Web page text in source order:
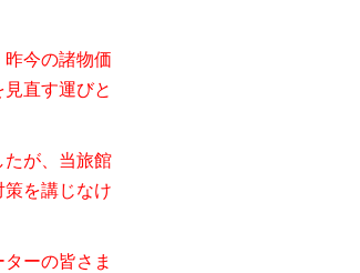
今の諸物価
直す運びと
たが、当旅館
策を講じなけ
ーの皆さま